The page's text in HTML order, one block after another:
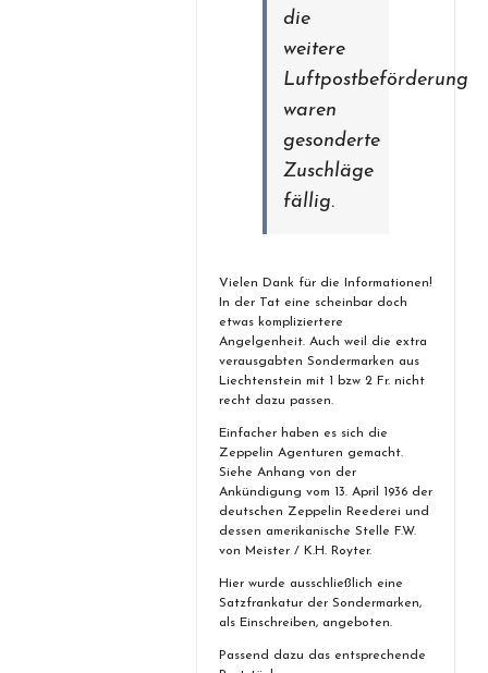
die
weitere
Luftpostbeförderung
waren
gesonderte
Zuschläge
fällig.
Vielen Dank für die Informationen!
In der Tat eine scheinbar doch
etwas kompliziertere
Angelgenheit. Auch weil die extra
verausgabten Sondermarken aus
Liechtenstein mit 1 bzw 2 Fr. nicht
recht dazu passen.
Einfacher haben es sich die
Zeppelin Agenturen gemacht.
Siehe Anhang von der
Ankündigung vom 13. April 1936 der
deutschen Zeppelin Reederei und
dessen amerikanische Stelle F.W.
von Meister / K.H. Royter.
Hier wurde ausschließlich eine
Satzfrankatur der Sondermarken,
als Einschreiben, angeboten.
Passend dazu das entsprechende